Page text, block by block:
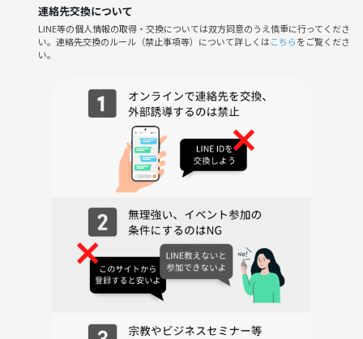
「もっと視野を広げたい」
と思えるような時間になったら嬉しいです。
一人参加、大歓迎です◎
✓ 20代〜30代前半の働く女性
✓ 仕事は頑張っているけれど、
「このままでいいのかな？」と考えることがある
✓ キャリア・自己理解・人生設計に興味がある
✓ 会社の外にも、価値観の近い人との繋がりがほしい
✓ 本・思考整理・深めの会話が割と好き
✓ 自分のことを整理したいけど、考えるきっかけが欲しい
6月10日（水）19:30〜21:30
ラミアール御徒町1103
連絡先交換について
LINE等の個人情報の取得・交換については双方同意のうえ慎重に行ってくださ
い。連絡先交換のルール（禁止事項等）について詳しくはこちらをご覧くださ
い。